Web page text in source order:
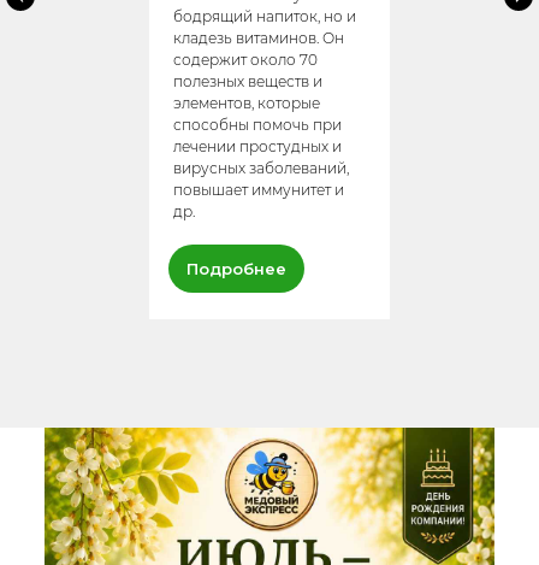
бодрящий напиток, но и
кладезь витаминов. Он
содержит около 70
полезных веществ и
элементов, которые
способны помочь при
лечении простудных и
вирусных заболеваний,
повышает иммунитет и
др.
Подробнее